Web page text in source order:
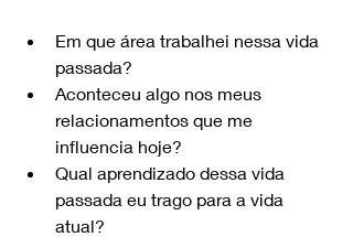
Em que área trabalhei nessa vida
passada?
Aconteceu algo nos meus
relacionamentos que me
influencia hoje?
Qual aprendizado dessa vida
passada eu trago para a vida
atual?